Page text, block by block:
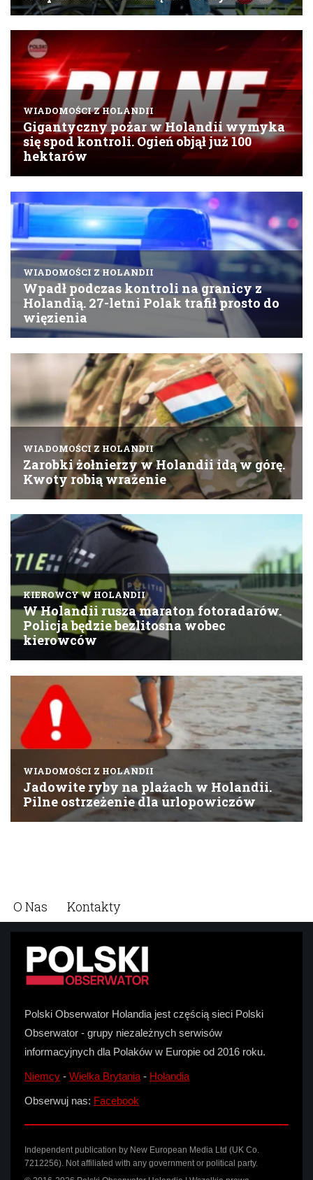
O Nas Kontakty
Polski Obserwator Holandia jest częścią sieci Polski
Obserwator - grupy niezależnych serwisów
informacyjnych dla Polaków w Europie od 2016 roku.
Niemcy - Wielka Brytania - Holandia
Obserwuj nas: Facebook
Independent publication by New European Media Ltd (UK Co.
7212256). Not affiliated with any government or political party.